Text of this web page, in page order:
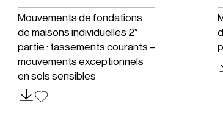
Mouvements de fondations
de maisons individuelles 2°
partie : tassements courants –
mouvements exceptionnels
en sols sensibles